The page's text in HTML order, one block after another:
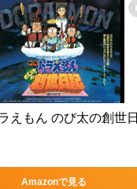
えもん のび太の創世日
Amazonで見る